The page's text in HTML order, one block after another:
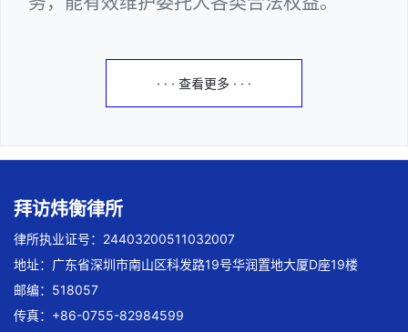
· · · 查看更多 · · ·
拜访炜衡律所
律所执业证号：24403200511032007
地址：广东省深圳市南山区科发路19号华润置地大厦D座19楼
邮编：518057
传真：+86-0755-82984599